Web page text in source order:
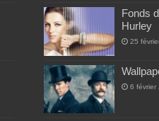
Fonds
Hurley
25
6 février